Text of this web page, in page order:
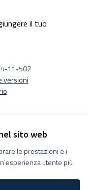
sito web
le prestazioni e i
utente più
il tuo
11-502
versioni